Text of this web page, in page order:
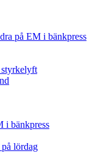
på EM i bänkpress
i bänkpress
lördag